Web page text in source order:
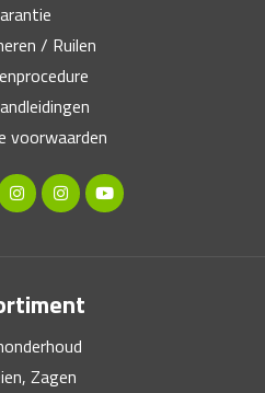
/ Ruilen
voorwaarden
Zagen